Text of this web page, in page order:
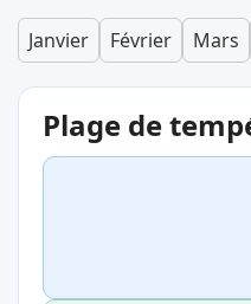
Janvier Février Mars
Plage de